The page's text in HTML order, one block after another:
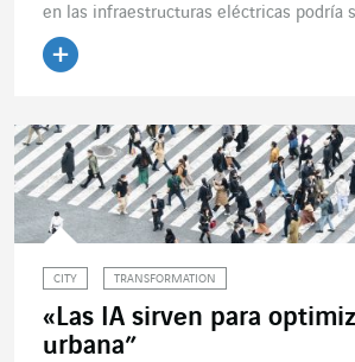
en las infraestructuras eléctricas podría
CITY TRANSFORMATION
«Las IA sirven para
urbana”